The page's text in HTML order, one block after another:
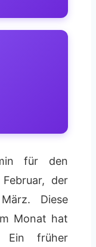
für den
der
Diese
Monat hat
Ein früher